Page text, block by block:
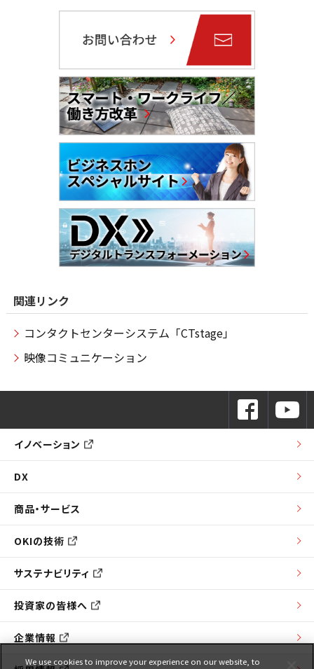
関連リンク
コンタクトセンターシステム「CTstage」
映像コミュニケーション
イノベーション
DX
商品・サービス
OKIの技術
サステナビリティ
投資家の皆様へ
企業情報
We use cookies to improve your experience on our website, to